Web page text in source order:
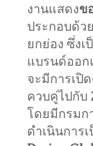
งานแสดงข
ประกอบด้ว
ยกย่อง ซึ่ง
แบรนด์ออก
จะมีการเปิ
ควบคู่ไปกับ
โดยมีกรมก
ดำเนินการ